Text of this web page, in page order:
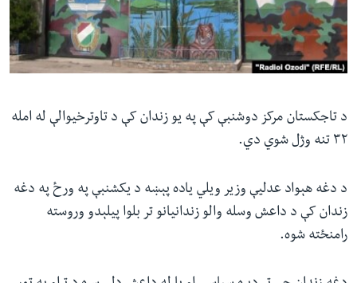
شئ
لټون
ځای
شئ
له مونږ سره په تماس کې پاتې شئ
ژبې
د تاجکستان مرکز دوشنبې کې په یو زندان کې د تاوترخیوالې له امله
۳۲ تنه وژل شوي دي.
د دغه هېواد عدلیې وزیر ویلي یاده پېښه د یکشنبې په ورځ په دغه
زندان کې د داعش وسله والو زندانیانو تر بلوا پیلېدو وروسته
رامنځته شوه.